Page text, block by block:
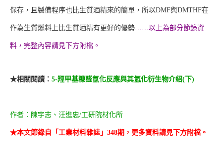
保存，且製備程序也比生質酒精來的簡單，所以DMF與DMTHF在
作為生質燃料上比生質酒精有更好的優勢……以上為部分節錄資
料，完整內容請見下方附檔。
★相關閱讀： 5-羥甲基糠醛氫化反應與其氫化衍生物介紹(下)
作者：陳宇志、汪進忠/工研院材化所
★本文節錄自「工業材料雜誌」348期，更多資料請見下方附檔。